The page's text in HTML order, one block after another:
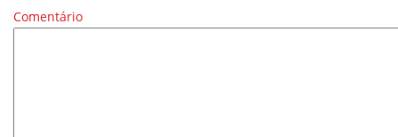
Comentário